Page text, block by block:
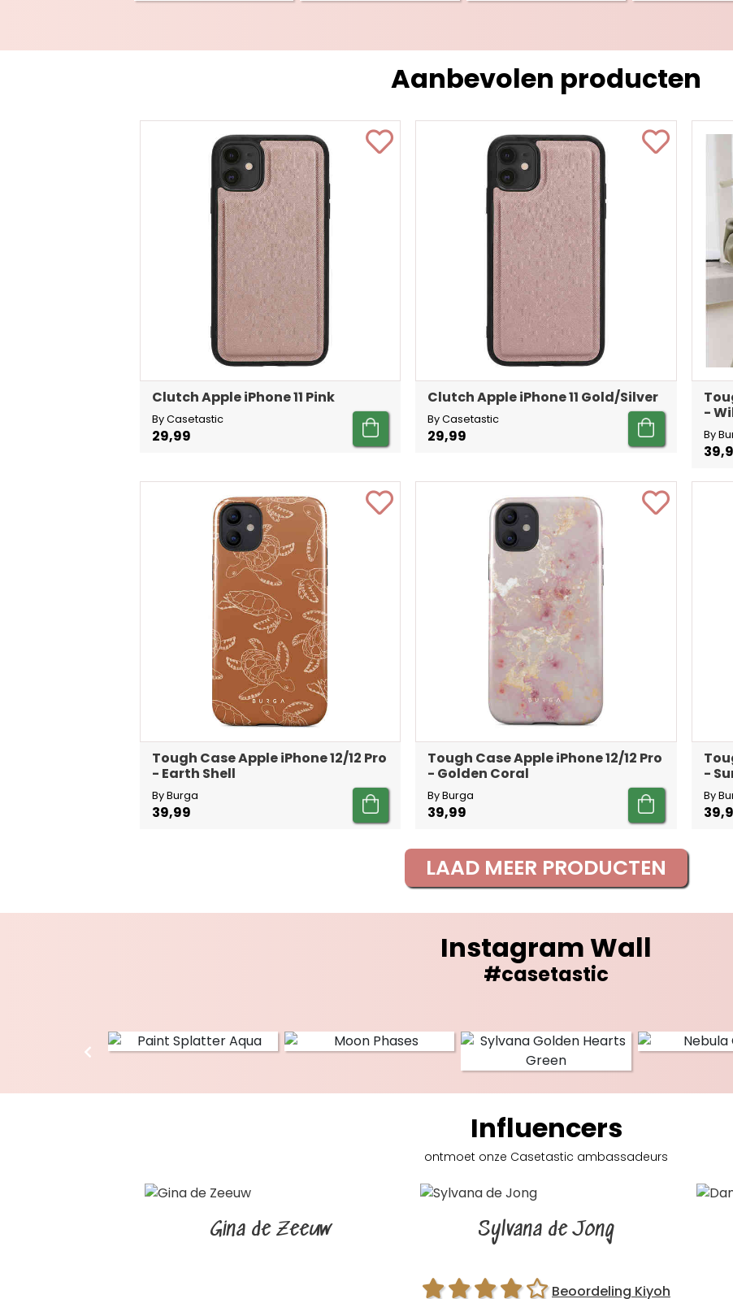
Aanbevolen producten
Clutch Apple iPhone 11 Pink
By Casetastic
29,99
Clutch Apple iPhone 11 Gold/Silver
By Casetastic
29,99
-
By
Tough Case Apple iPhone 12/12 Pro
- Earth Shell
By Burga
39,99
Tough Case Apple iPhone 12/12 Pro
- Golden Coral
By Burga
39,99
-
By
LAAD MEER PRODUCTEN
Instagram Wall
#casetastic
Influencers
ontmoet onze Casetastic ambassadeurs
Gina de Zeeuw Sylvana de Jong
Beoordeling Kiyoh